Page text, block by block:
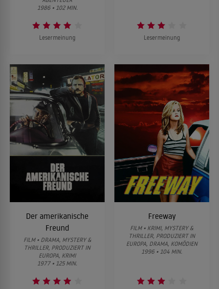
1986 • 102 MIN.
Lesermeinung Lesermeinung
Der amerikanische
Freund
FILM • DRAMA, MYSTERY &
THRILLER, PRODUZIERT IN
EUROPA, KRIMI
1977 • 125 MIN.
Freeway
FILM • KRIMI, MYSTERY &
THRILLER, PRODUZIERT IN
EUROPA, DRAMA, KOMÖDIEN
1996 • 104 MIN.